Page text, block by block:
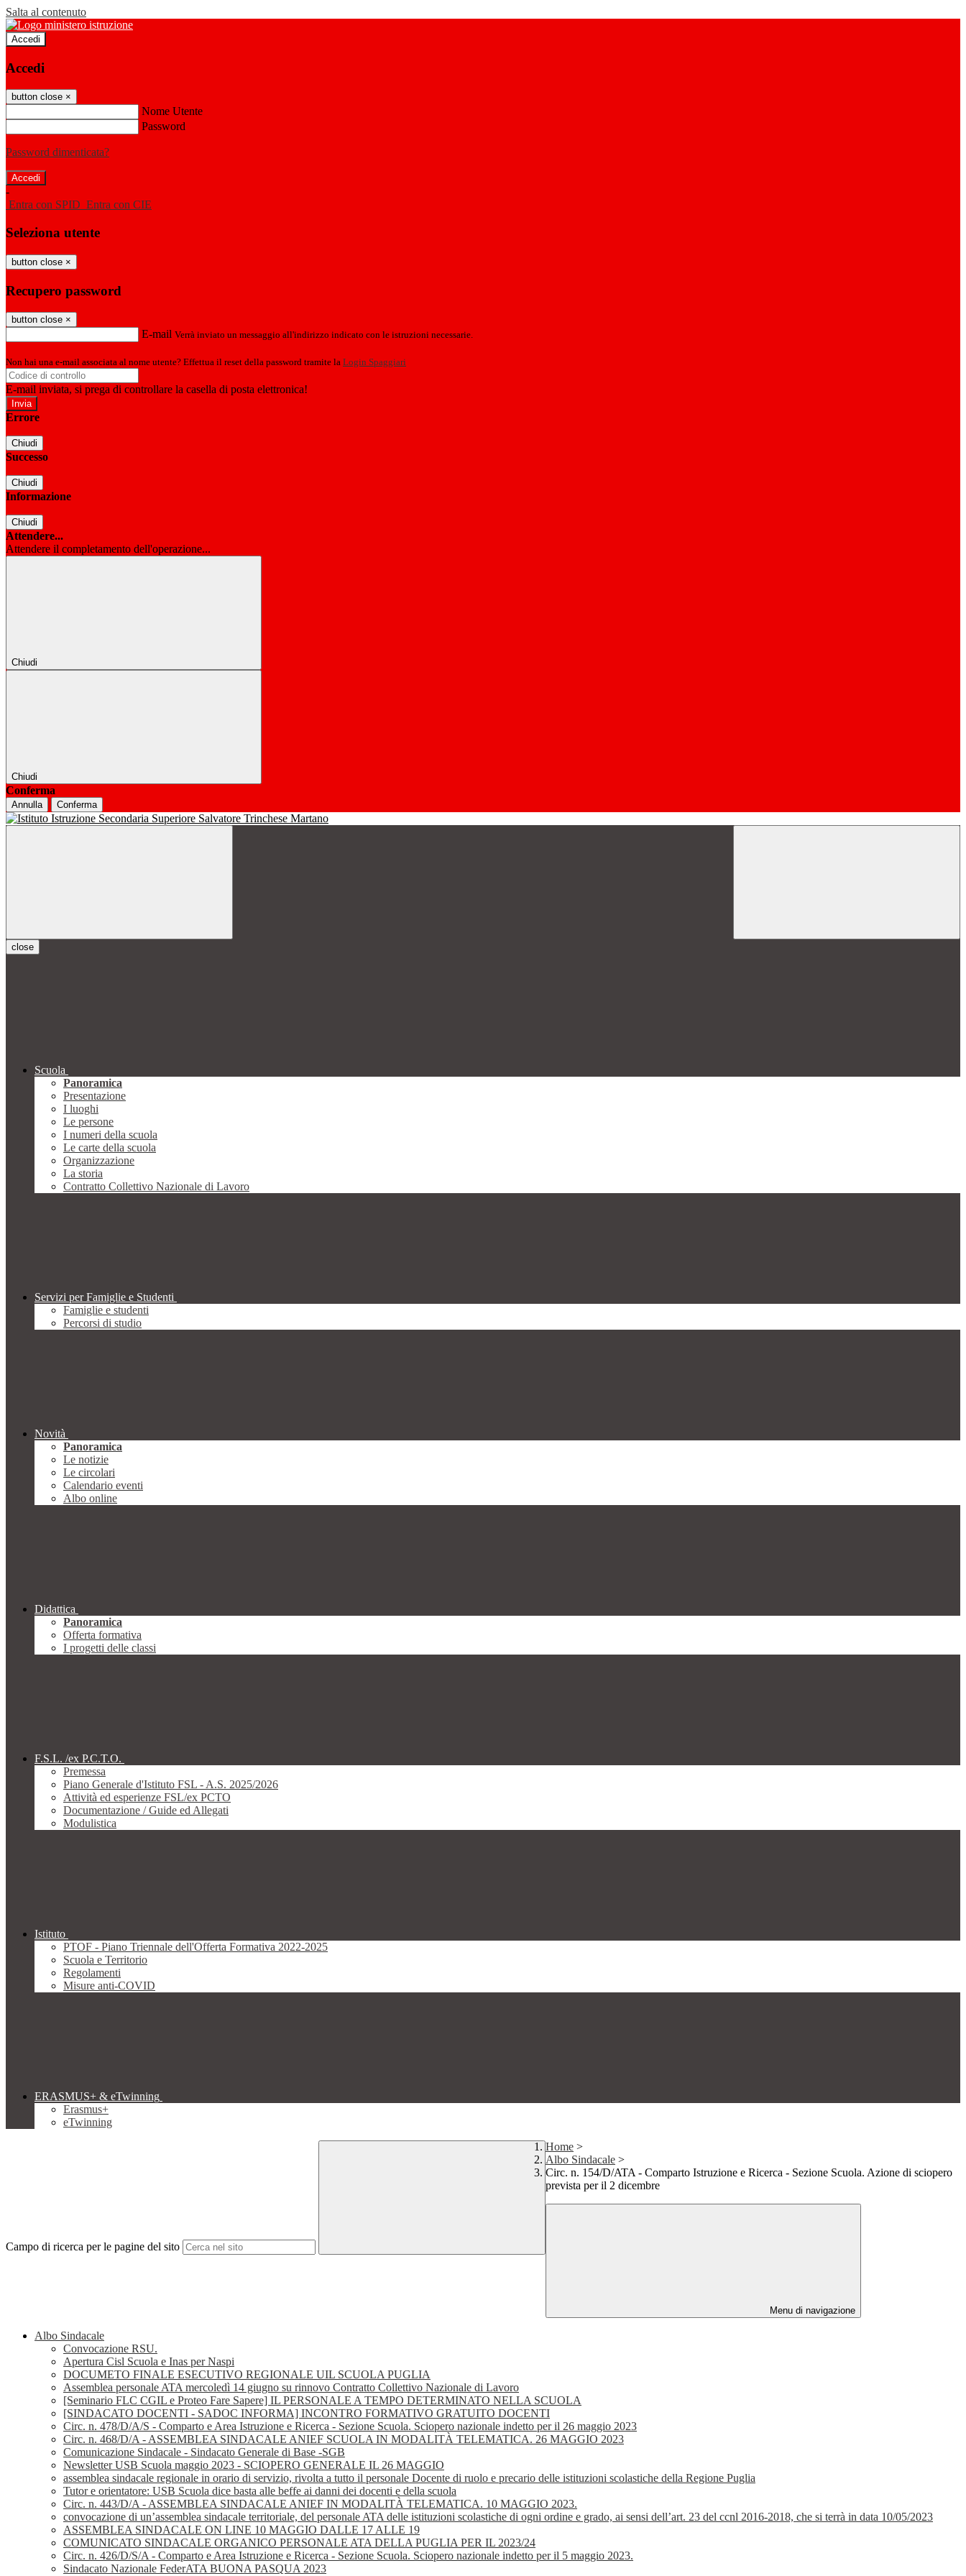
Salta al contenuto
Accedi
Accedi
button close ×
Nome Utente
Password
Password dimenticata?
-
Entra con SPID Entra con CIE
Seleziona utente
button close ×
Recupero password
button close ×
E-mail Verrà inviato un messaggio all'indirizzo indicato con le istruzioni necessarie.
Non hai una e-mail associata al nome utente? Effettua il reset della password tramite la Login Spaggiari
E-mail inviata, si prega di controllare la casella di posta elettronica!
Errore
Chiudi
Successo
Chiudi
Informazione
Chiudi
Attendere...
Attendere il completamento dell'operazione...
Chiudi
Chiudi
Conferma
Annulla Conferma
close
Scuola
Panoramica
Presentazione
I luoghi
Le persone
I numeri della scuola
Le carte della scuola
Organizzazione
La storia
Contratto Collettivo Nazionale di Lavoro
Servizi per Famiglie e Studenti
Famiglie e studenti
Percorsi di studio
Novità
Panoramica
Le notizie
Le circolari
Calendario eventi
Albo online
Didattica
Panoramica
Offerta formativa
I progetti delle classi
F.S.L. /ex P.C.T.O.
Premessa
Piano Generale d'Istituto FSL - A.S. 2025/2026
Attività ed esperienze FSL/ex PCTO
Documentazione / Guide ed Allegati
Modulistica
Istituto
PTOF - Piano Triennale dell'Offerta Formativa 2022-2025
Scuola e Territorio
Regolamenti
Misure anti-COVID
ERASMUS+ & eTwinning
Erasmus+
eTwinning
Campo di ricerca per le pagine del sito
Home >
Albo Sindacale >
Circ. n. 154/D/ATA - Comparto Istruzione e Ricerca - Sezione Scuola. Azione di sciopero
prevista per il 2 dicembre
Menu di navigazione
Albo Sindacale
Convocazione RSU.
Apertura Cisl Scuola e Inas per Naspi
DOCUMETO FINALE ESECUTIVO REGIONALE UIL SCUOLA PUGLIA
Assemblea personale ATA mercoledì 14 giugno su rinnovo Contratto Collettivo Nazionale di Lavoro
[Seminario FLC CGIL e Proteo Fare Sapere] IL PERSONALE A TEMPO DETERMINATO NELLA SCUOLA
[SINDACATO DOCENTI - SADOC INFORMA] INCONTRO FORMATIVO GRATUITO DOCENTI
Circ. n. 478/D/A/S - Comparto e Area Istruzione e Ricerca - Sezione Scuola. Sciopero nazionale indetto per il 26 maggio 2023
Circ. n. 468/D/A - ASSEMBLEA SINDACALE ANIEF SCUOLA IN MODALITÀ TELEMATICA. 26 MAGGIO 2023
Comunicazione Sindacale - Sindacato Generale di Base -SGB
Newsletter USB Scuola maggio 2023 - SCIOPERO GENERALE IL 26 MAGGIO
assemblea sindacale regionale in orario di servizio, rivolta a tutto il personale Docente di ruolo e precario delle istituzioni scolastiche della Regione Puglia
Tutor e orientatore: USB Scuola dice basta alle beffe ai danni dei docenti e della scuola
Circ. n. 443/D/A - ASSEMBLEA SINDACALE ANIEF IN MODALITÀ TELEMATICA. 10 MAGGIO 2023.
convocazione di un’assemblea sindacale territoriale, del personale ATA delle istituzioni scolastiche di ogni ordine e grado, ai sensi dell’art. 23 del ccnl 2016-2018, che si terrà in data 10/05/2023
ASSEMBLEA SINDACALE ON LINE 10 MAGGIO DALLE 17 ALLE 19
COMUNICATO SINDACALE ORGANICO PERSONALE ATA DELLA PUGLIA PER IL 2023/24
Circ. n. 426/D/S/A - Comparto e Area Istruzione e Ricerca - Sezione Scuola. Sciopero nazionale indetto per il 5 maggio 2023.
Sindacato Nazionale FederATA BUONA PASQUA 2023